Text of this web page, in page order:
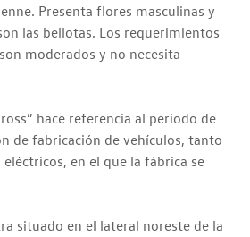
Presenta flores masculinas y
las bellotas. Los requerimientos
moderados y no necesita
hace referencia al periodo de
de fabricación de vehículos, tanto
en el que la fábrica se
situado en el lateral noreste de la